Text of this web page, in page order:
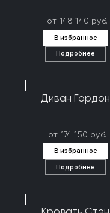
от 148 140 руб.
В избранное
Подробнее
Диван Гордон
от 174 150 руб.
В избранное
Подробнее